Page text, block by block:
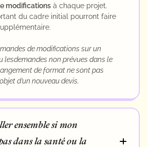
modifications à chaque projet.
du cadre initial pourront faire
de modifications sur un
lesdemandes non prévues dans le
de format ne sont pas
d’un nouveau devis.
ensemble si mon
dans la santé ou la